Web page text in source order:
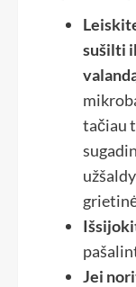
sušilti
tačiau
Jei